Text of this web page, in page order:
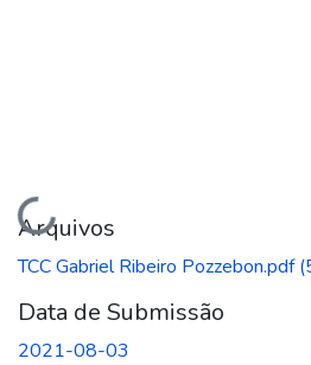
Carregando...
Arquivos
TCC Gabriel Ribeiro Pozzebon.pdf
Data de Submissão
2021-08-03